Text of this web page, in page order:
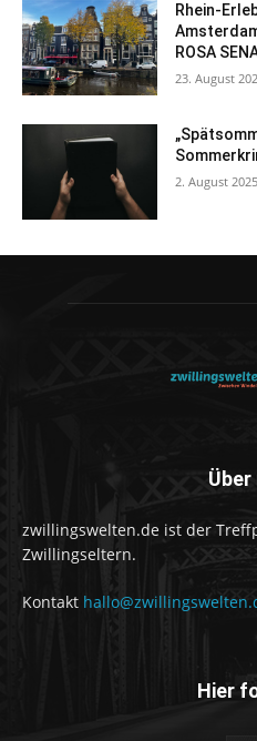
Rhein-
ROSA
23. August
2. August 2025
Über
zwillingswelten.de ist der
Zwillingseltern.
Kontakt
Hier